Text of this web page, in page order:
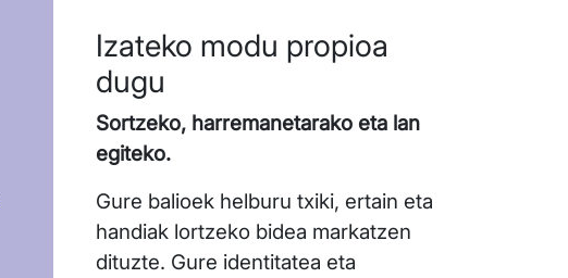
Izateko modu propioa
dugu
Sortzeko, harremanetarako eta lan
egiteko.
Gure balioek helburu txiki, ertain eta
handiak lortzeko bidea markatzen
dituzte. Gure identitatea eta